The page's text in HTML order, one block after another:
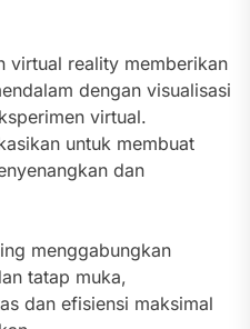
virtual reality memberikan
dengan visualisasi
virtual.
untuk membuat
dan
menggabungkan
tatap muka,
dan efisiensi maksimal